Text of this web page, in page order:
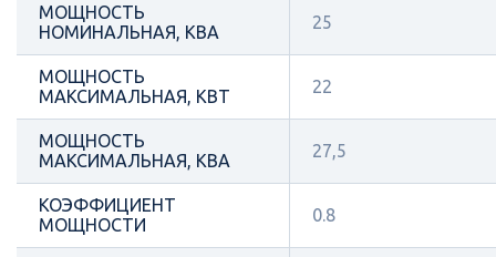
МОЩНОСТЬ
НОМИНАЛЬНАЯ, КВА
25
МОЩНОСТЬ
МАКСИМАЛЬНАЯ, КВТ
22
МОЩНОСТЬ
МАКСИМАЛЬНАЯ, КВА
27,5
КОЭФФИЦИЕНТ
МОЩНОСТИ
0.8